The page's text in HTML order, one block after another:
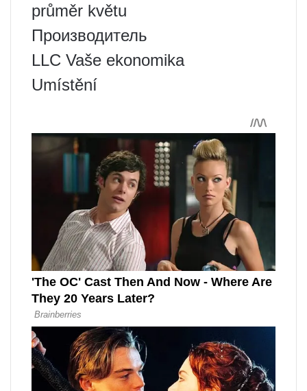
průměr květu
Производитель
LLC Vaše ekonomika
Umístění